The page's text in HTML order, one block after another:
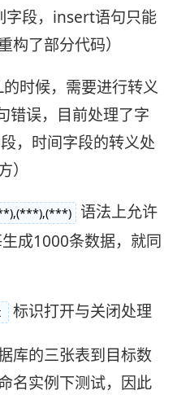
字段，insert语句只能
构了部分代码）
时候，需要进行转义
错误，目前处理了字
，时间字段的转义处
语法上允许
成1000条数据，就同
标识打开与关闭处理
库的三张表到目标数
名实例下测试，因此